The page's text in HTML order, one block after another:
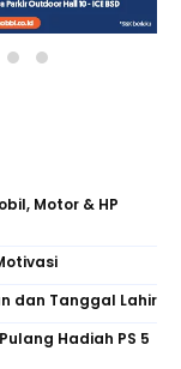
Motor & HP
dan Tanggal Lahir
Hadiah PS 5